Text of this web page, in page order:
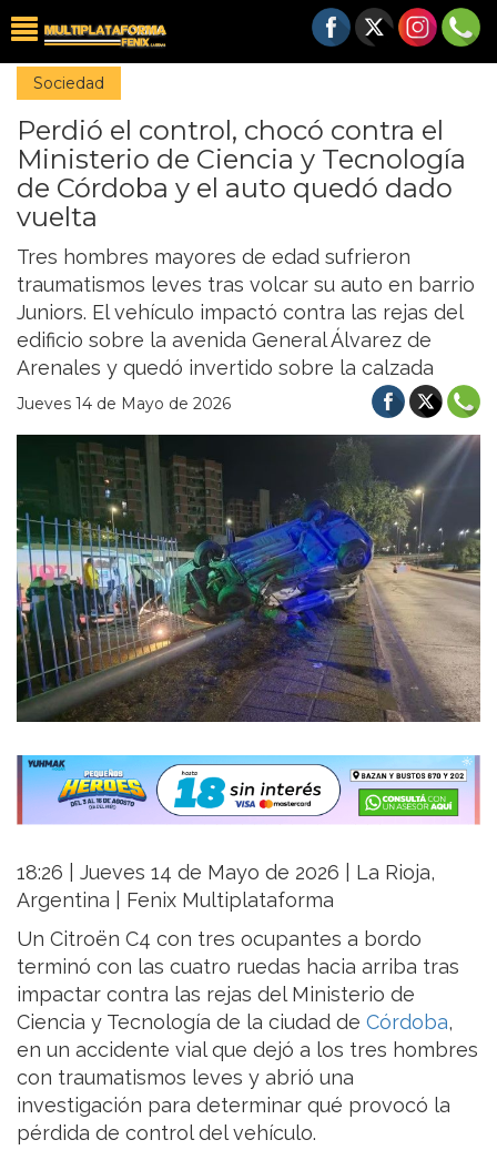
Sociedad
Perdió el control, chocó contra el
Ministerio de Ciencia y Tecnología
de Córdoba y el auto quedó dado
vuelta
Tres hombres mayores de edad sufrieron
traumatismos leves tras volcar su auto en barrio
Juniors. El vehículo impactó contra las rejas del
edificio sobre la avenida General Álvarez de
Arenales y quedó invertido sobre la calzada
Jueves 14 de Mayo de 2026
18:26 | Jueves 14 de Mayo de 2026 | La Rioja,
Argentina | Fenix Multiplataforma
Un Citroën C4 con tres ocupantes a bordo
terminó con las cuatro ruedas hacia arriba tras
impactar contra las rejas del Ministerio de
Ciencia y Tecnología de la ciudad de Córdoba,
en un accidente vial que dejó a los tres hombres
con traumatismos leves y abrió una
investigación para determinar qué provocó la
pérdida de control del vehículo.